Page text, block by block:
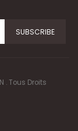
. Tous Droits